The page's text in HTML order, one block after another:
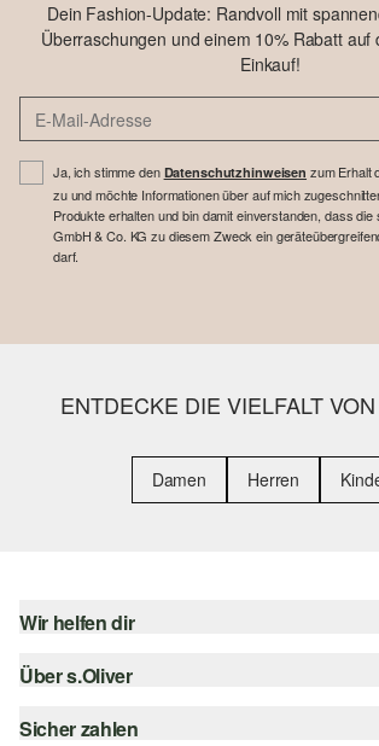
Dein Fashion-Update: Randvoll mit
Überraschungen und einem 10% Rabatt auf
Einkauf!
Ja, ich stimme den Datenschutzhinweisen zum Erhalt
zu und möchte Informationen über auf mich
Produkte erhalten und bin damit einverstanden, dass
GmbH & Co. KG zu diesem Zweck ein
darf.
ENTDECKE DIE VIELFALT
Damen Herren
Wir helfen dir
Hilfe & FAQ
Größenberatung
Über s.Oliver
Newsletter
Sicher zahlen